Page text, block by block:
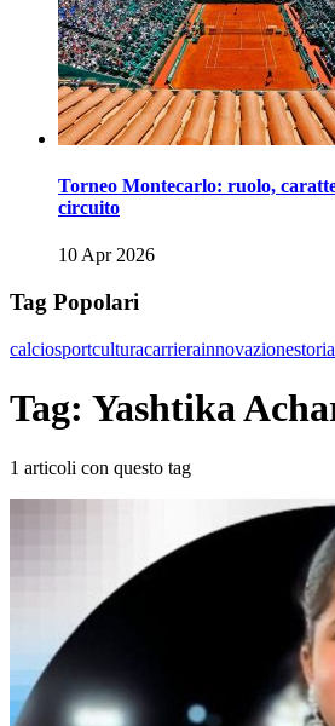
Torneo Montecarlo: ruolo,
circuito
10 Apr 2026
Tag Popolari
calciosportculturacarrierainnovazionestoria
Tag: Yashtika
1 articoli con questo tag